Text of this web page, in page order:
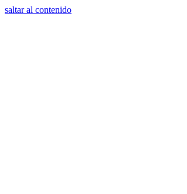
saltar al contenido